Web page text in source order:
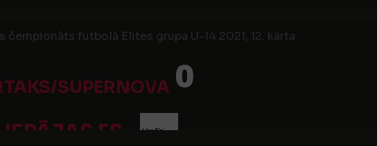
čempionāts futbolā Elites grupa U-14 2021, 12. kārta
SUPERNOVA 0
FS